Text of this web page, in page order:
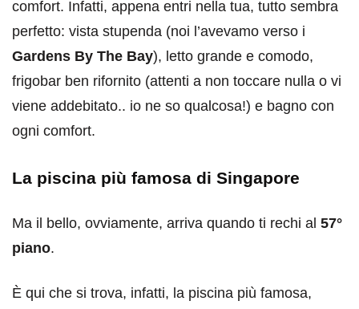
comfort. Infatti, appena entri nella tua, tutto sembra
perfetto: vista stupenda (noi l’avevamo verso i
Gardens By The Bay), letto grande e comodo,
frigobar ben rifornito (attenti a non toccare nulla o vi
viene addebitato.. io ne so qualcosa!) e bagno con
ogni comfort.
La piscina più famosa di Singapore
Ma il bello, ovviamente, arriva quando ti rechi al 57°
piano.
È qui che si trova, infatti, la piscina più famosa,